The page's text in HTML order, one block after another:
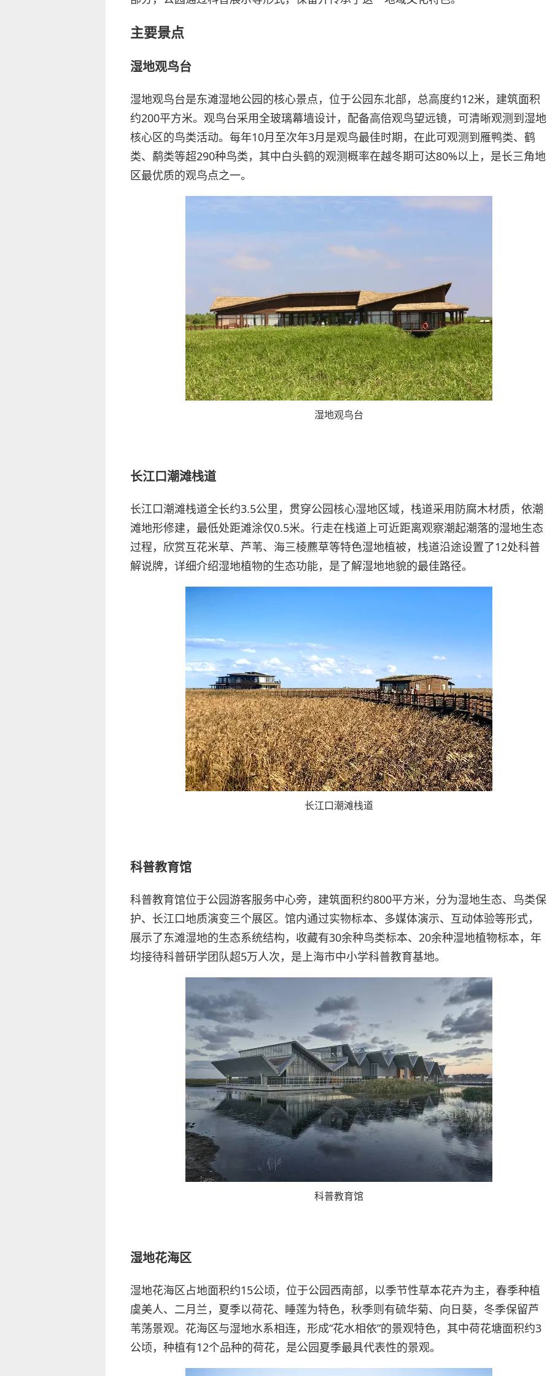
主要景点
湿地观鸟台
湿地观鸟台是东滩湿地公园的核心景点，位于公园东北部，总高度约12米，建筑面积
约200平方米。观鸟台采用全玻璃幕墙设计，配备高倍观鸟望远镜，可清晰观测到湿地
核心区的鸟类活动。每年10月至次年3月是观鸟最佳时期，在此可观测到雁鸭类、鹤
类、鹬类等超290种鸟类，其中白头鹤的观测概率在越冬期可达80%以上，是长三角地
区最优质的观鸟点之一。
湿地观鸟台
长江口潮滩栈道
长江口潮滩栈道全长约3.5公里，贯穿公园核心湿地区域，栈道采用防腐木材质，依潮
滩地形修建，最低处距滩涂仅0.5米。行走在栈道上可近距离观察潮起潮落的湿地生态
过程，欣赏互花米草、芦苇、海三棱藨草等特色湿地植被，栈道沿途设置了12处科普
解说牌，详细介绍湿地植物的生态功能，是了解湿地地貌的最佳路径。
长江口潮滩栈道
科普教育馆
科普教育馆位于公园游客服务中心旁，建筑面积约800平方米，分为湿地生态、鸟类保
护、长江口地质演变三个展区。馆内通过实物标本、多媒体演示、互动体验等形式，
展示了东滩湿地的生态系统结构，收藏有30余种鸟类标本、20余种湿地植物标本，年
均接待科普研学团队超5万人次，是上海市中小学科普教育基地。
科普教育馆
湿地花海区
湿地花海区占地面积约15公顷，位于公园西南部，以季节性草本花卉为主，春季种植
虞美人、二月兰，夏季以荷花、睡莲为特色，秋季则有硫华菊、向日葵，冬季保留芦
苇荡景观。花海区与湿地水系相连，形成“花水相依”的景观特色，其中荷花塘面积约3
公顷，种植有12个品种的荷花，是公园夏季最具代表性的景观。